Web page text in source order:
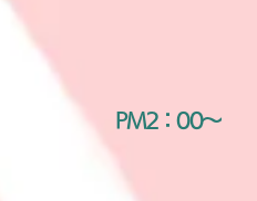
​PM2：00～